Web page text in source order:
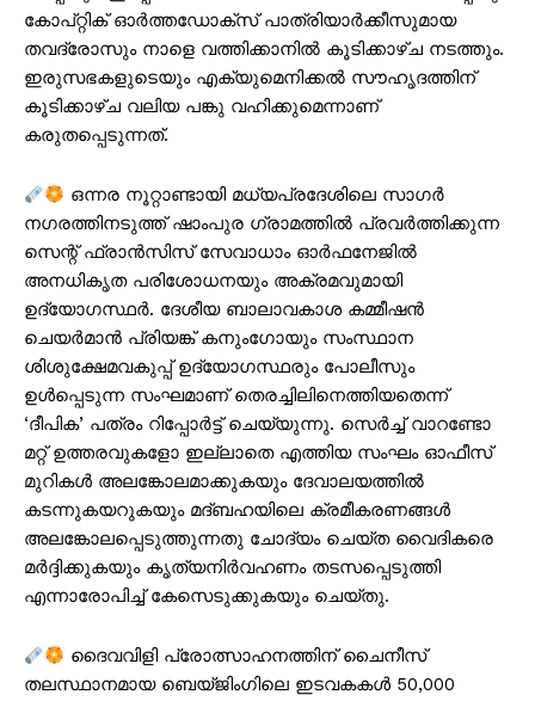
PALA VISION
About
Contact us
Subscription Plans
My account
Grievance Redressal
കോപ്റ്റിക് ഓർത്തഡോക്സ് പാത്രിയാർക്കീസുമായ
തവദ്രോസും നാളെ വത്തിക്കാനിൽ കൂടിക്കാഴ്ച നടത്തും.
ഇരുസഭകളുടെയും എക്യുമെനിക്കൽ സൗഹൃദത്തിന്
കൂടിക്കാഴ്ച വലിയ പങ്കു വഹിക്കുമെന്നാണ്
കരുതപ്പെടുന്നത്.
ഒന്നര നൂറ്റാണ്ടായി മധ്യപ്രദേശിലെ സാഗർ
നഗരത്തിനടുത്ത് ഷാംപുര ഗ്രാമത്തിൽ പ്രവർത്തിക്കുന്ന
സെന്റ് ഫ്രാൻസിസ് സേവാധാം ഓർഫനേജിൽ
അനധികൃത പരിശോധനയും അക്രമവുമായി
ഉദ്യോഗസ്ഥർ. ദേശീയ ബാലാവകാശ കമ്മീഷൻ
ചെയർമാൻ പ്രിയങ്ക് കനുംഗോയും സംസ്ഥാന
ശിശുക്ഷേമവകുപ്പ് ഉദ്യോഗസ്ഥരും പോലീസും
ഉൾപ്പെടുന്ന സംഘമാണ് തെരച്ചിലിനെത്തിയതെന്ന്
‘ദീപിക’ പത്രം റിപ്പോര്‍ട്ട് ചെയ്യുന്നു. സെർച്ച് വാറണ്ടോ
മറ്റ് ഉത്തരവുകളോ ഇല്ലാതെ എത്തിയ സംഘം ഓഫീസ്
മുറികൾ അലങ്കോലമാക്കുകയും ദേവാലയത്തിൽ
കടന്നുകയറുകയും മദ്ബഹയിലെ ക്രമീകരണങ്ങൾ
അലങ്കോലപ്പെടുത്തുന്നതു ചോദ്യം ചെയ്ത വൈദികരെ
മർദ്ദിക്കുകയും കൃത്യനിർവഹണം തടസപ്പെടുത്തി
എന്നാരോപിച്ച് കേസെടുക്കുകയും ചെയ്തു.
ദൈവവിളി പ്രോത്സാഹനത്തിന് ചൈനീസ്
തലസ്ഥാനമായ ബെയ്ജിംഗിലെ ഇടവകകൾ 50,000